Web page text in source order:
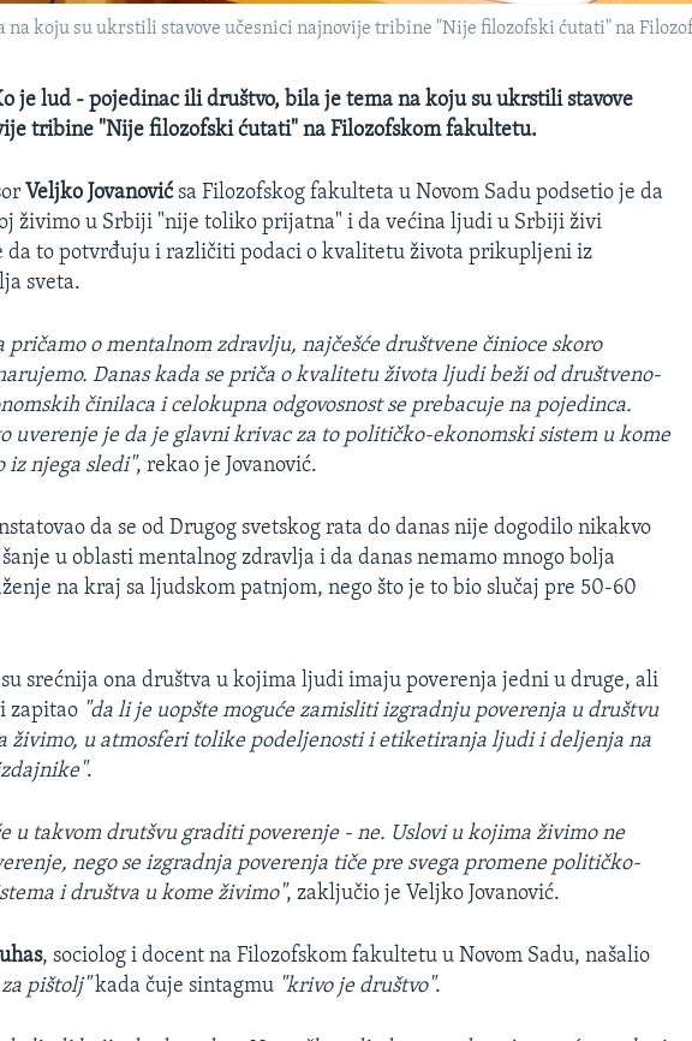
na koju su ukrstili stavove učesnici najnovije tribine "Nije filozofski ćutati" na
je lud - pojedinac ili društvo, bila je tema na koju su ukrstili stavove
tribine "Nije filozofski ćutati" na Filozofskom fakultetu.
Veljko Jovanovićsa Filozofskog fakulteta u Novom Sadu podsetio je da
živimo u Srbiji "nije toliko prijatna" i da većina ljudi u Srbiji živi
da to potvrđuju i različiti podaci o kvalitetu života prikupljeni iz
sveta.
pričamo o mentalnom zdravlju, najčešće društvene činioce skoro
Danas kada se priča o kvalitetu života ljudi beži od društveno-
činilaca i celokupna odgovosnost se prebacuje na pojedinca.
uverenje je da je glavni krivac za to političko-ekonomski sistem u kome
iz njega sledi", rekao je Jovanović.
da se od Drugog svetskog rata do danas nije dogodilo nikakvo
u oblasti mentalnog zdravlja i da danas nemamo mnogo bolja
na kraj sa ljudskom patnjom, nego što je to bio slučaj pre 50-60
srećnija ona društva u kojima ljudi imaju poverenja jedni u druge, ali
zapitao "da li je uopšte moguće zamisliti izgradnju poverenja u društvu
živimo, u atmosferi tolike podeljenosti i etiketiranja ljudi i deljenja na
.
u takvom drutšvu graditi poverenje - ne. Uslovi u kojima živimo ne
nego se izgradnja poverenja tiče pre svega promene političko-
i društva u kome živimo", zaključio je Veljko Jovanović.
, sociolog i docent na Filozofskom fakultetu u Novom Sadu, našalio
pištolj"kada čuje sintagmu "krivo je društvo".